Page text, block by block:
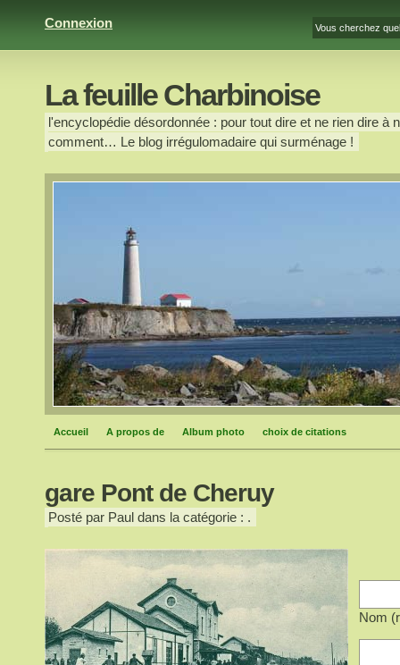
Connexion
La feuille Charbinoise
l'encyclopédie désordonnée : pour tout dire et ne rien dire
comment… Le blog irrégulomadaire qui surménage !
Accueil A propos de Album photo choix de citations
gare Pont de Cheruy
Posté par Paul dans la catégorie : .
Nom